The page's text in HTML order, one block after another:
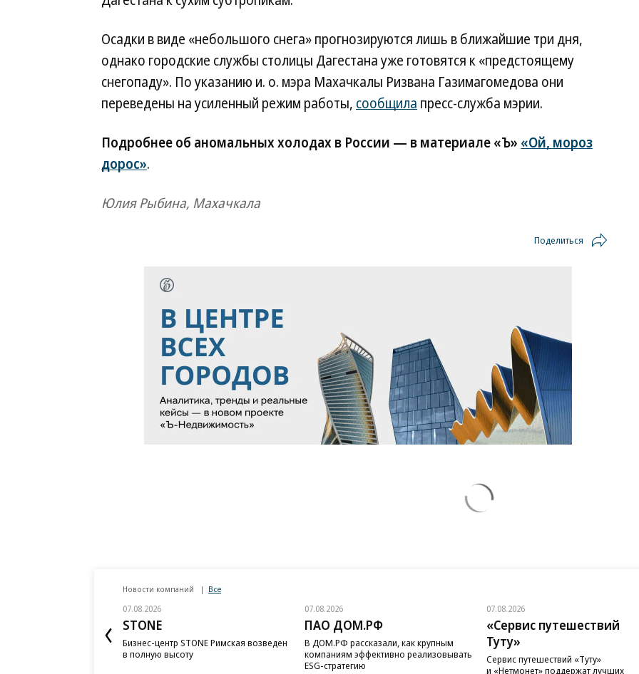
Осадки в виде «небольшого снега» прогнозируются лишь в ближайшие три дня,
однако городские службы столицы Дагестана уже готовятся к «предстоящему
снегопаду». По указанию и. о. мэра Махачкалы Ризвана Газимагомедова они
переведены на усиленный режим работы, сообщила пресс-служба мэрии.
Подробнее об аномальных холодах в России — в материале «Ъ» «Ой, мороз
дорос».
Юлия Рыбина, Махачкала
Поделиться
Новости компаний Все
07.08.2026
STONE
Бизнес-центр STONE Римская возведен
в полную высоту
07.08.2026
ПАО ДОМ.РФ
В ДОМ.РФ рассказали, как крупным
компаниям эффективно реализовывать
ESG-стратегию
07.08.2026
«Сервис путешествий
Туту»
Сервис путешествий «Туту»
и «Нетмонет» поддержат лучших